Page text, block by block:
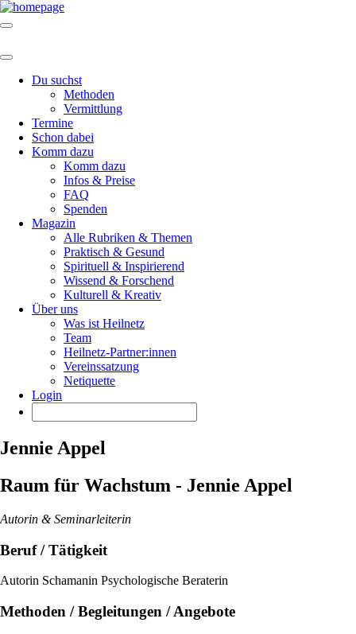
Du suchst
Methoden
Vermittlung
Termine
Schon dabei
Komm dazu
Komm dazu
Infos & Preise
FAQ
Spenden
Magazin
Alle Rubriken & Themen
Praktisch & Gesund
Spirituell & Inspirierend
Wissend & Forschend
Kulturell & Kreativ
Über uns
Was ist Heilnetz
Team
Heilnetz-Partner:innen
Vereinssatzung
Netiquette
Login
Jennie Appel
Raum für Wachstum - Jennie Appel
Autorin & Seminarleiterin
Beruf / Tätigkeit
Autorin Schamanin Psychologische Beraterin
Methoden / Begleitungen / Angebote